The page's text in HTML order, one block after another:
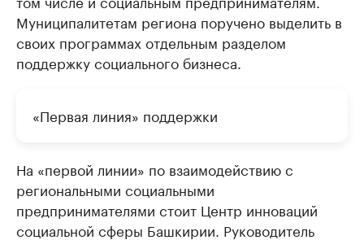
Муниципалитетам региона поручено выделить в
своих программах отдельным разделом
поддержку социального бизнеса.
«Первая линия» поддержки
На «первой линии» по взаимодействию с
региональными социальными
предпринимателями стоит Центр инноваций
социальной сферы Башкирии. Руководитель